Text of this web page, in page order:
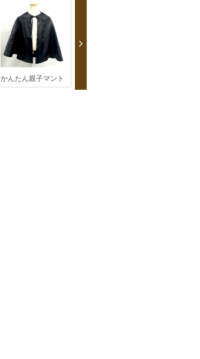
かんたん親子マント